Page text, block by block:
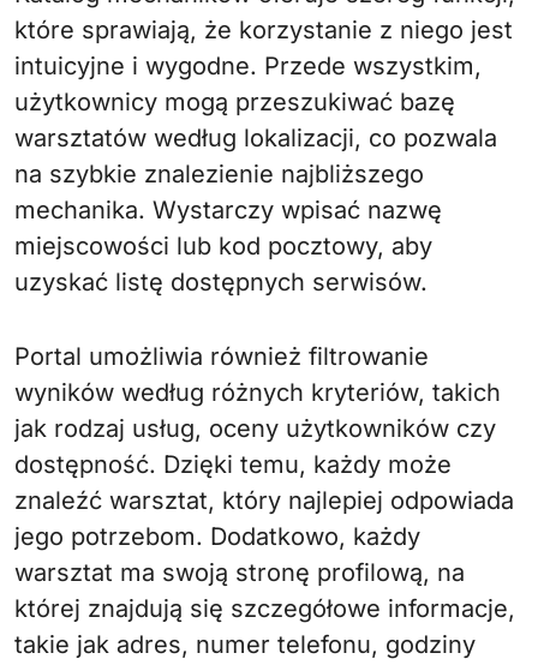
które sprawiają, że korzystanie z niego jest
intuicyjne i wygodne. Przede wszystkim,
użytkownicy mogą przeszukiwać bazę
warsztatów według lokalizacji, co pozwala
na szybkie znalezienie najbliższego
mechanika. Wystarczy wpisać nazwę
miejscowości lub kod pocztowy, aby
uzyskać listę dostępnych serwisów.
Portal umożliwia również filtrowanie
wyników według różnych kryteriów, takich
jak rodzaj usług, oceny użytkowników czy
dostępność. Dzięki temu, każdy może
znaleźć warsztat, który najlepiej odpowiada
jego potrzebom. Dodatkowo, każdy
warsztat ma swoją stronę profilową, na
której znajdują się szczegółowe informacje,
takie jak adres, numer telefonu, godziny